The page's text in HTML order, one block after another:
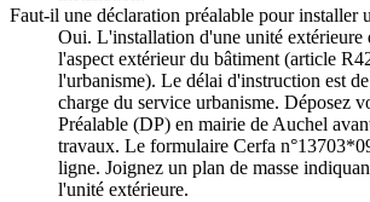
Faut-il une déclaration préalable pour installer
Oui. L'installation d'une unité
l'aspect extérieur du bâtiment (article
l'urbanisme). Le délai d'instruction est
charge du service urbanisme. Déposez
Préalable (DP) en mairie de Auchel
travaux. Le formulaire Cerfa
ligne. Joignez un plan de masse
l'unité extérieure.